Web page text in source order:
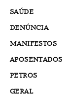
SAÚDE
DENÚNCIA
MANIFESTOS
APOSENTADOS
PETROS
GERAL